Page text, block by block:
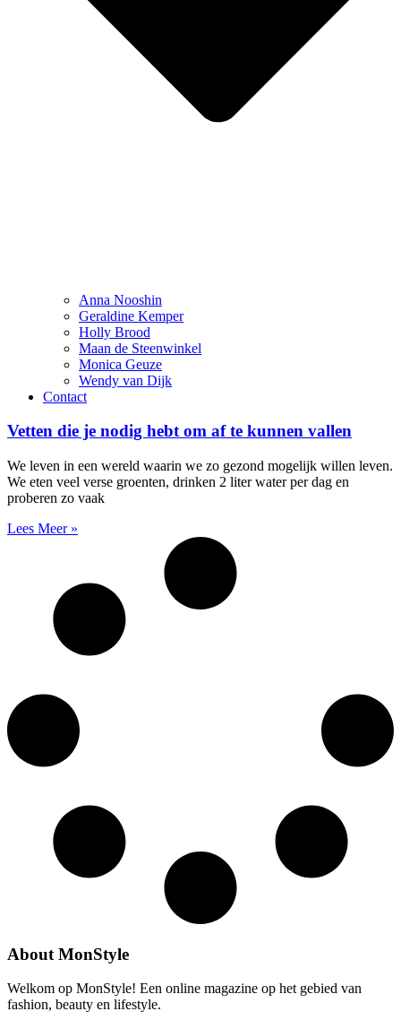
Anna Nooshin
Geraldine Kemper
Holly Brood
Maan de Steenwinkel
Monica Geuze
Wendy van Dijk
Contact
Vetten die je nodig hebt om af te kunnen vallen
We leven in een wereld waarin we zo gezond mogelijk willen leven.
We eten veel verse groenten, drinken 2 liter water per dag en
proberen zo vaak
Lees Meer »
About MonStyle
Welkom op MonStyle! Een online magazine op het gebied van
fashion, beauty en lifestyle.